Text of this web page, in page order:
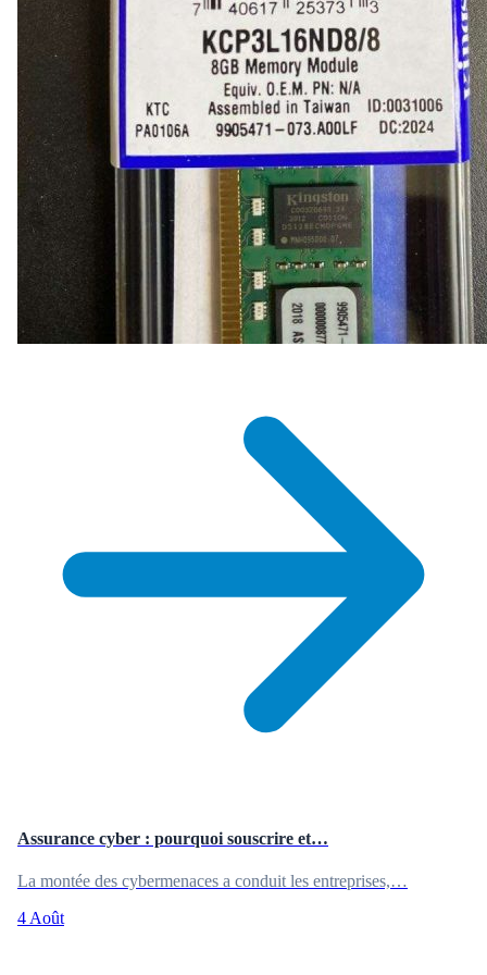
Assurance cyber : pourquoi souscrire et…
La montée des cybermenaces a conduit les entreprises,…
4 Août